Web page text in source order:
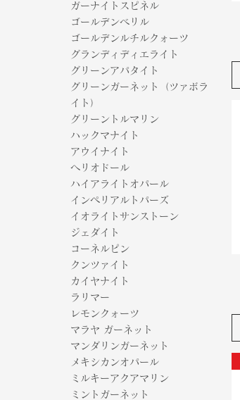
ガーナイトスピネル
ゴールデンベリル
ゴールデンルチルクォーツ
グランディディエライト
グリーンアパタイト
グリーンガーネット（ツァボラ
イト）
グリーントルマリン
ハックマナイト
アウイナイト
ヘリオドール
ハイアライトオパール
インペリアルトパーズ
イオライトサンストーン
ジェダイト
コーネルピン
クンツァイト
カイヤナイト
ラリマー
レモンクォーツ
マラヤ ガーネット
マンダリンガーネット
メキシカンオパール
ミルキーアクアマリン
ミントガーネット